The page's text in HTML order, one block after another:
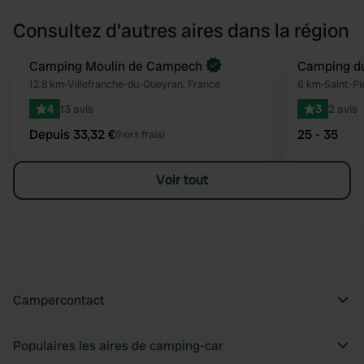
Consultez d'autres aires dans la région
Préféré
Reserve maintenant
Camping Moulin de Campech
12,8 km•Villefranche-du-Queyran, France
4 13 avis
Depuis 33,32 €(hors frais)
Camping
6 km•Saint-
3 2 avis
25 - 35
Voir tout
Campercontact
Populaires les aires de camping-car